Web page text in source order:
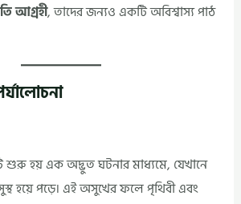
আগ্রহী, তাদের জন্যও একটি অবিশ্বাস্য পাঠ
শুরু হয় এক অদ্ভুত ঘটনার মাধ্যমে, যেখানে
হয়ে পড়ে। এই অসুখের ফলে পৃথিবী এবং